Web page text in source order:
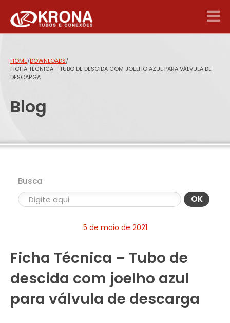
HOME/DOWNLOADS/
FICHA TÉCNICA - TUBO DE DESCIDA COM JOELHO AZUL PARA VÁLVULA DE
DESCARGA
Blog
Busca
OK
5 de maio de 2021
Ficha Técnica – Tubo de
descida com joelho azul
para válvula de descarga